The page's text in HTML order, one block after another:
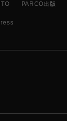
PARCO出版